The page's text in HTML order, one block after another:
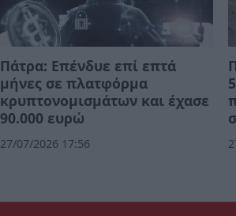
Πάτρα: Επένδυε επί επτά
μήνες σε πλατφόρμα
κρυπτονομισμάτων και έχασε
90.000 ευρώ
27/07/2026 17:56